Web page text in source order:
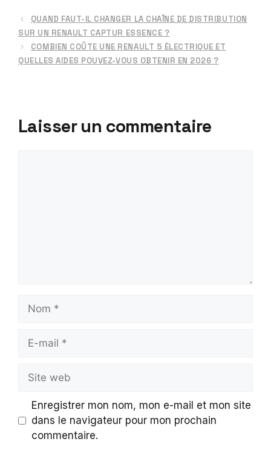
QUAND FAUT-IL CHANGER LA CHAÎNE DE DISTRIBUTION
SUR UN RENAULT CAPTUR ESSENCE ?
COMBIEN COÛTE UNE RENAULT 5 ÉLECTRIQUE ET
QUELLES AIDES POUVEZ-VOUS OBTENIR EN 2026 ?
Laisser un commentaire
Nom
Site
web
Enregistrer mon nom, mon e-mail et mon site
dans le navigateur pour mon prochain
commentaire.